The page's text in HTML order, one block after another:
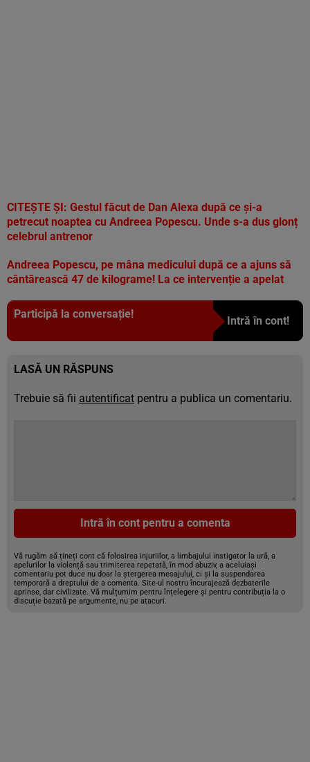
CITEȘTE ȘI: Gestul făcut de Dan Alexa după ce și-a
petrecut noaptea cu Andreea Popescu. Unde s-a dus glonț
celebrul antrenor
Andreea Popescu, pe mâna medicului după ce a ajuns să
cântărească 47 de kilograme! La ce intervenție a apelat
Participă la conversație!
Intră în cont!
LASĂ UN RĂSPUNS
Trebuie să fii autentificat pentru a publica un comentariu.
Intră în cont pentru a comenta
Vă rugăm să țineți cont că folosirea injuriilor, a limbajului instigator la ură, a
apelurilor la violență sau trimiterea repetată, în mod abuziv, a aceluiași
comentariu pot duce nu doar la ștergerea mesajului, ci și la suspendarea
temporară a dreptului de a comenta. Site-ul nostru încurajează dezbaterile
aprinse, dar civilizate. Vă mulțumim pentru înțelegere și pentru contribuția la o
discuție bazată pe argumente, nu pe atacuri.